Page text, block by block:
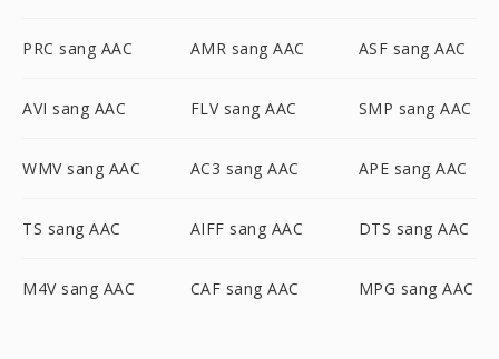
PRC sang AAC AMR sang AAC ASF sang AAC
AVI sang AAC FLV sang AAC SMP sang AAC
WMV sang AAC AC3 sang AAC APE sang AAC
TS sang AAC AIFF sang AAC DTS sang AAC
M4V sang AAC CAF sang AAC MPG sang AAC